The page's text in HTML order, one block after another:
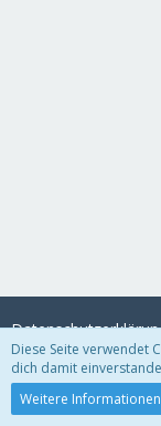
Diese Seite verwendet
dich damit
Weitere Informationen